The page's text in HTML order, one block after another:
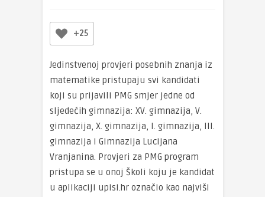
+25
Jedinstvenoj provjeri posebnih znanja iz
matematike pristupaju svi kandidati
koji su prijavili PMG smjer jedne od
sljedećih gimnazija: XV. gimnazija, V.
gimnazija, X. gimnazija, I. gimnazija, III.
gimnazija i Gimnazija Lucijana
Vranjanina. Provjeri za PMG program
pristupa se u onoj Školi koju je kandidat
u aplikaciji upisi.hr označio kao najviši